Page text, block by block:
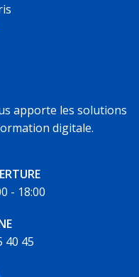
apporte les solutions
digitale.
- 18:00
40 45